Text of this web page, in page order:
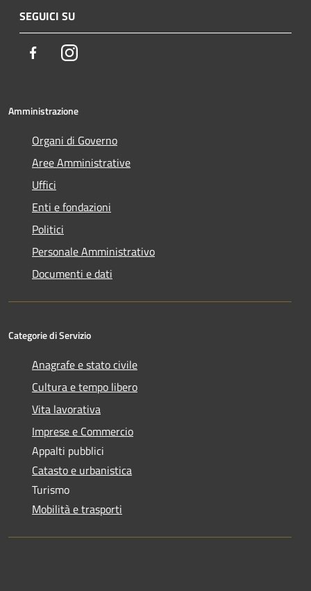
SEGUICI SU
FacebookInstagram
Amministrazione
Organi di Governo
Aree Amministrative
Uffici
Enti e fondazioni
Politici
Personale Amministrativo
Documenti e dati
Categorie di Servizio
Anagrafe e stato civile
Cultura e tempo libero
Vita lavorativa
Imprese e Commercio
Appalti pubblici
Catasto e urbanistica
Turismo
Mobilità e trasporti